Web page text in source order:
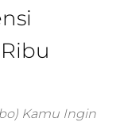
4.0,branding
marketing
digital,marketing
digital social
Kamu Ingin